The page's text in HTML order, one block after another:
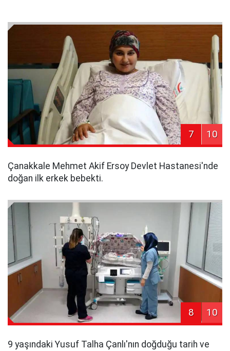
7 10
Çanakkale Mehmet Akif Ersoy Devlet Hastanesi'nde
doğan ilk erkek bebekti.
8 10
9 yaşındaki Yusuf Talha Çanlı'nın doğduğu tarih ve